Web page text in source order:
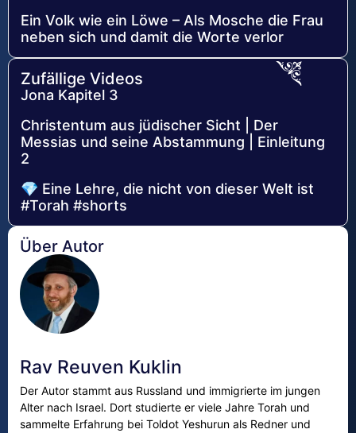
Ein Volk wie ein Löwe – Als Mosche die Frau
neben sich und damit die Worte verlor
Zufällige Videos
Jona Kapitel 3
Christentum aus jüdischer Sicht | Der
Messias und seine Abstammung | Einleitung
2
💎 Eine Lehre, die nicht von dieser Welt ist
#Torah #shorts
Über Autor
Rav Reuven Kuklin
Der Autor stammt aus Russland und immigrierte im jungen
Alter nach Israel. Dort studierte er viele Jahre Torah und
sammelte Erfahrung bei Toldot Yeshurun als Redner und